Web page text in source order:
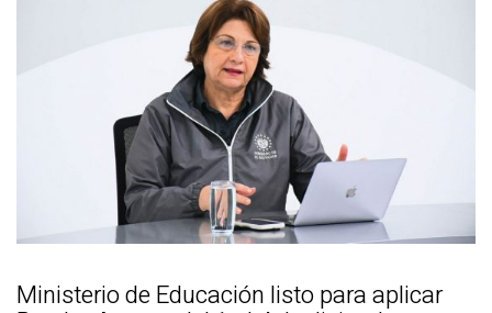
Ministerio de Educación listo para aplicar